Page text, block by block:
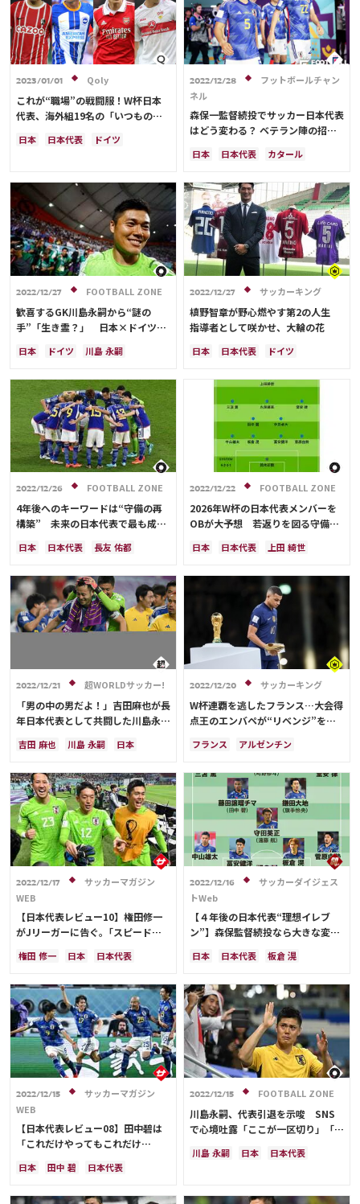
ABEMAの視聴について
Web
メディアアライアンス
運営会社
ご利用にあたって
プライバシーポリシー
お問い合わせ
Share
© AbemaTV. Inc. All Rights Reserved.
吉田 麻也
谷口 彰悟
山根 視来
柴崎 岳
伊東 純也
南野 拓実
守田 英正
三笘 薫
上田 綺世
鎌田 大地
酒井 宏樹
冨安 健洋
遠藤 航
相馬 勇紀
三笘 薫
酒井 宏樹 相馬 勇紀
2023/01/01 Qoly
これが“職場”の戦闘服！W杯日本
代表、海外組19名の「いつものユ
日本 日本代表
ドイツ
ポルトガル
川島 永嗣
シュミット・ダニエル
吉田 麻也
柴崎 岳
伊東 純也
浅野 拓磨
南野 拓実
守田 英正
上田 綺世
久保 建英
鎌田 大地
板倉 滉
堂安 律
前田 大然
冨安 健洋
遠藤 航
伊藤 洋輝
2022/12/28
フットボールチャン
ネル
森保一監督続投でサッカー日本代表
はどう変わる？ ベテラン陣の招
日本 日本代表
カタール
川島 永嗣
長友 佑都
吉田 麻也
柴崎 岳
三笘 薫 酒井 宏樹
2022/12/27 FOOTBALL ZONE
歓喜するGK川島永嗣から“謎の
手”「生き霊？」 日本×ドイツの
ーン】
日本 ドイツ
川島 永嗣
浅野 拓磨
久保 建英 堂安 律
2022/12/27 サッカーキング
槙野智章が野心燃やす第2の人生
指導者として咲かせ、大輪の花
日本 日本代表
ドイツ
吉田 麻也
林 大地
2022/12/26 FOOTBALL ZONE
4年後へのキーワードは“守備の再
構築” 未来の日本代表で最も成長
日本 日本代表
長友 佑都
柴崎 岳
板倉 滉
冨安 健洋
遠藤 航
谷 晃生
田中 碧
伊藤 洋輝
カタール
谷口 彰悟
植田 直通
三笘 薫
上田 綺世
権田 修一
シュミット・ダニエル
山根 視来
中山 雄太
原口 元気
伊東 純也
浅野 拓磨
南野 拓実
守田 英正
2022/12/22 FOOTBALL ZONE
2026年W杯の日本代表メンバーを
OBが大予想 若返りを図る守備
日本 日本代表
上田 綺世
権田 修一
シュミット・ダニエル
板倉 滉
前田 大然
大迫 勇也
クロアチア
カナダ
メキシコ
アメリカ
コスタリカ
長友 佑都
吉田 麻也
谷口 彰悟
山根 視来
中山 雄太
伊東 純也
浅野 拓磨
守田 英正
三笘 薫
田中 碧
久保 建英
町野 修斗
2022/12/21 超WORLDサッカー!
「男の中の男だよ！」吉田麻也が長
年日本代表として共闘した川島永嗣
った」
吉田 麻也 川島 永嗣
日本
2022/12/20 サッカーキング
W杯連覇を逃したフランス…大会得
点王のエンバペが“リベンジ”を誓
フランス
アルゼンチン
デンマーク
モロッコ
日本
オーストラリア
川島 永嗣
日本代表
2022/12/17
サッカーマガジン
WEB
【日本代表レビュー10】権田修一
がJリーガーに告ぐ。｢スピードを
権田 修一 日本
日本代表
ニャブリ
コスタリカ
川島 永嗣
シュミット・ダニエル
2022/12/16
サッカーダイジェス
トWeb
【４年後の日本代表“理想イレブ
ン”】森保監督続投なら大きな変更
としての役割を期待したい
日本 日本代表
板倉 滉
酒井 宏樹
ドイツ
スペイン
川島 永嗣
吉田 麻也
浅野 拓磨
久保 建英
カタール
ポルトガル
コスタリカ
中山 雄太
C・ロナウド
鎌田 大地
サディオ・マネ
前田 大然
町野 修斗
2022/12/15
サッカーマガジン
WEB
【日本代表レビュー08】田中碧は
「これだけやってもこれだけ
た人生を変えた日々
日本 田中 碧
日本代表
三笘 薫
川島 永嗣 コスタリカ
2022/12/15 FOOTBALL ZONE
川島永嗣、代表引退を示唆 SNS
で心境吐露「ここが一区切り」「す
物」
川島 永嗣 日本
日本代表